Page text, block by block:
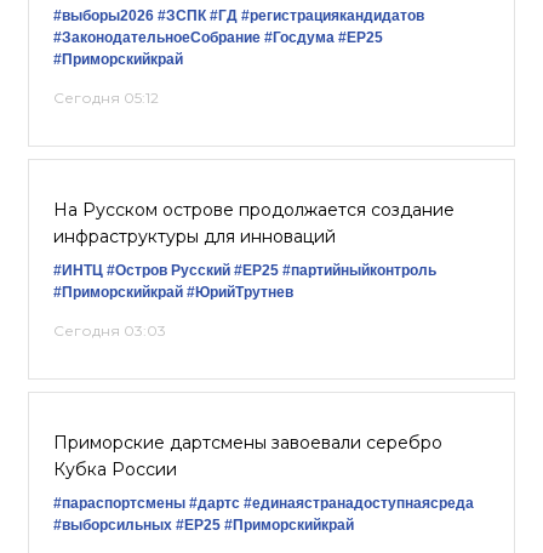
#выборы2026 #ЗСПК #ГД #регистрациякандидатов
#ЗаконодательноеСобрание #Госдума #ЕР25
#Приморскийкрай
Сегодня 05:12
На Русском острове продолжается создание
инфраструктуры для инноваций
#ИНТЦ #Остров Русский #ЕР25 #партийныйконтроль
#Приморскийкрай #ЮрийТрутнев
Сегодня 03:03
Приморские дартсмены завоевали серебро
Кубка России
#параспортсмены #дартс #единаястранадоступнаясреда
#выборсильных #ЕР25 #Приморскийкрай